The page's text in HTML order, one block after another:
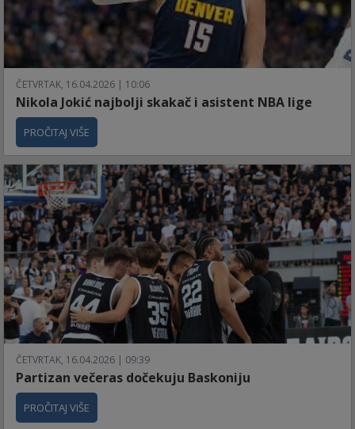
ČETVRTAK, 16.04.2026 | 10:06
Nikola Jokić najbolji skakač i asistent NBA lige
PROČITAJ VIŠE
ČETVRTAK, 16.04.2026 | 09:39
Partizan večeras dočekuju Baskoniju
PROČITAJ VIŠE